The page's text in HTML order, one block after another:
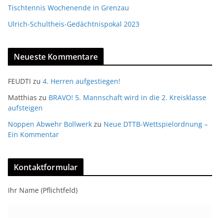
Tischtennis Wochenende in Grenzau
Ulrich-Schultheis-Gedächtnispokal 2023
Neueste Kommentare
FEUDTI zu 4. Herren aufgestiegen!
Matthias zu BRAVO! 5. Mannschaft wird in die 2. Kreisklasse
aufsteigen
Noppen Abwehr Bollwerk zu Neue DTTB-Wettspielordnung –
Ein Kommentar
Kontaktformular
Ihr Name (Pflichtfeld)